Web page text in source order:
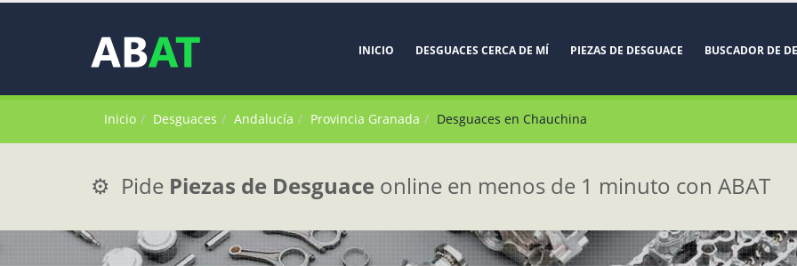
INICIO DESGUACES CERCA DE MÍ PIEZAS DE DESGUACE BUSCADOR DE
Inicio Desguaces Andalucía Provincia Granada Desguaces en Chauchina
⚙️ Pide Piezas de Desguace online en menos de 1 minuto con ABAT